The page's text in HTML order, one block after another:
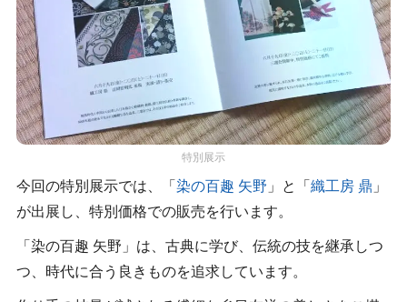
特別展示
今回の特別展示では、「 染の百趣 矢野 」と「 織工房 鼎 」
が出展し、特別価格での販売を行います。
「染の百趣 矢野」は、古典に学び、伝統の技を継承しつ
つ、時代に合う良きものを追求しています。